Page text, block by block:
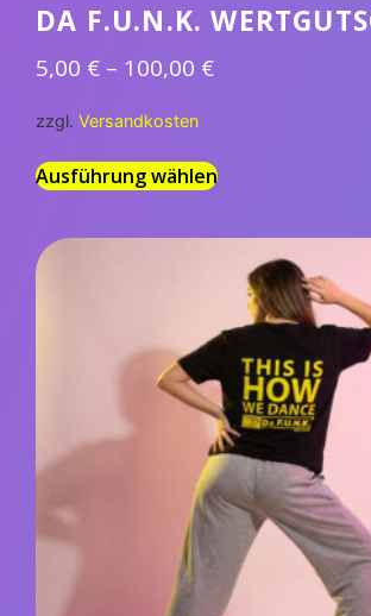
DA F.U.N.K.
5,00 € – 100,00 €
zzgl. Versandkosten
Ausführung wählen